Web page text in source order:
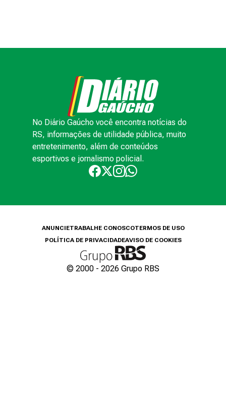
No Diário Gaúcho você encontra notícias do
RS, informações de utilidade pública, muito
entretenimento, além de conteúdos
esportivos e jornalismo policial.
ANUNCIETRABALHE CONOSCOTERMOS DE USO
POLÍTICA DE PRIVACIDADEAVISO DE COOKIES
© 2000 - 2026 Grupo RBS